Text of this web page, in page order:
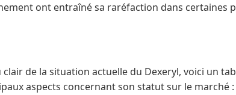
ont entraîné sa raréfaction dans certaines
de la situation actuelle du Dexeryl, voici un
aspects concernant son statut sur le marché :